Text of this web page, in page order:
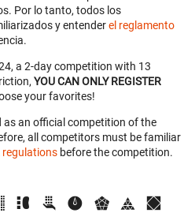
Por lo tanto, todos los
y entenderel reglamento
a 2-day competition with 13
YOU CAN ONLY REGISTER
your favorites!
an official competition of the
all competitors must be familiar
regulations before the competition.